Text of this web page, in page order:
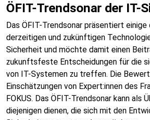
ÖFIT-Trendsonar der IT-
Das ÖFIT-Trendsonar präsentiert
derzeitigen und zukünftigen
Sicherheit und möchte damit einen
zukunftsfeste Entscheidungen für die
von IT-Systemen zu treffen. Die
Einschätzungen von Expert:innen des
FOKUS. Das ÖFIT-Trendsonar kann als
diejenigen dienen, die sich mit den